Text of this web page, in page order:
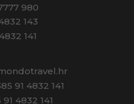
980
143
141
91 4832 141
4832 141